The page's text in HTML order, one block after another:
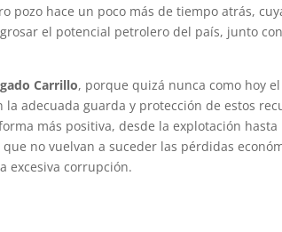
hace un poco más de tiempo atrás,
el potencial petrolero del país, junto
Carrillo, porque quizá nunca como hoy
adecuada guarda y protección de estos
más positiva, desde la explotación hasta
no vuelvan a suceder las pérdidas
excesiva corrupción.